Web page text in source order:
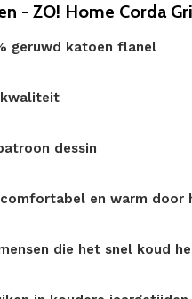
- ZO! Home Corda
geruwd katoen flanel
kwaliteit
dessin
en warm door
die het snel koud